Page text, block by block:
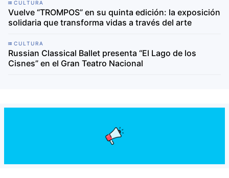
CULTURA
Vuelve “TROMPOS” en su quinta edición: la exposición
solidaria que transforma vidas a través del arte
CULTURA
Russian Classical Ballet presenta “El Lago de los
Cisnes” en el Gran Teatro Nacional